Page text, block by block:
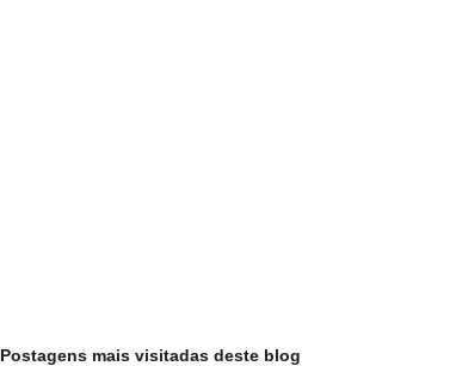
Postagens mais visitadas deste blog